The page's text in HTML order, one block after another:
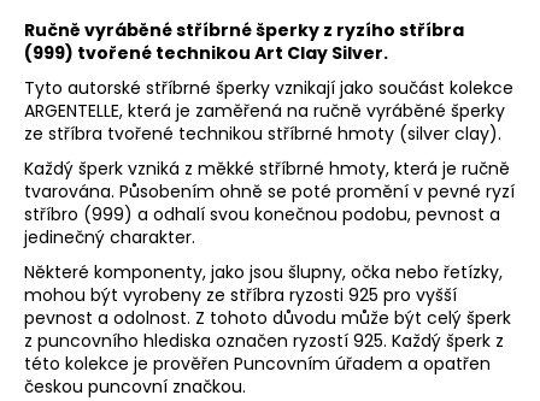
Ručně vyráběné stříbrné šperky z ryzího stříbra
(999) tvořené technikou Art Clay Silver.
Tyto autorské stříbrné šperky vznikají jako součást kolekce
ARGENTELLE, která je zaměřená na ručně vyráběné šperky
ze stříbra tvořené technikou stříbrné hmoty (silver clay).
Každý šperk vzniká z měkké stříbrné hmoty, která je ručně
tvarována. Působením ohně se poté promění v pevné ryzí
stříbro (999) a odhalí svou konečnou podobu, pevnost a
jedinečný charakter.
Některé komponenty, jako jsou šlupny, očka nebo řetízky,
mohou být vyrobeny ze stříbra ryzosti 925 pro vyšší
pevnost a odolnost. Z tohoto důvodu může být celý šperk
z puncovního hlediska označen ryzostí 925. Každý šperk z
této kolekce je prověřen Puncovním úřadem a opatřen
českou puncovní značkou.
j
e
t
e
n
a
j
í
t
?